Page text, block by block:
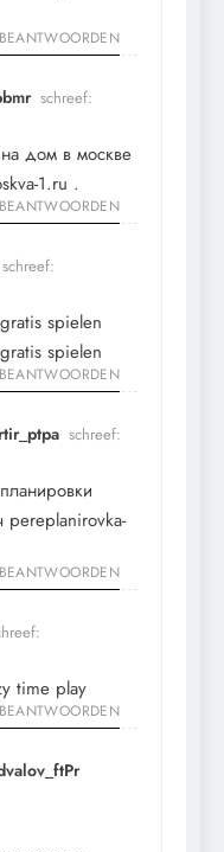
BEANTWOORDEN
schreef:
на дом в москве
1.ru .
BEANTWOORDEN
schreef:
spielen
spielen
BEANTWOORDEN
schreef:
pereplanirovka-
BEANTWOORDEN
time play
BEANTWOORDEN